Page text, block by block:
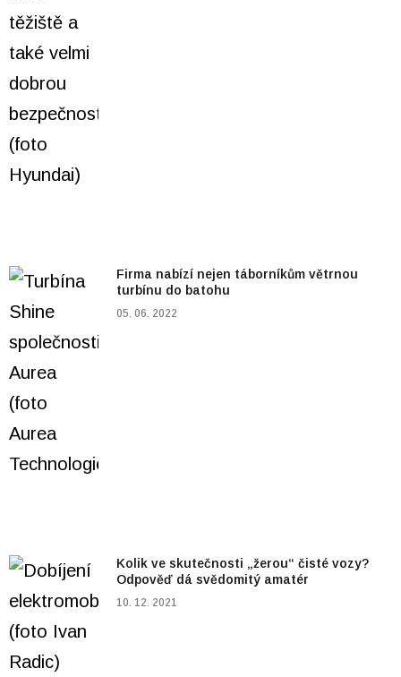
Firma nabízí nejen táborníkům větrnou
turbínu do batohu
05. 06. 2022
Kolik ve skutečnosti „žerou“ čisté vozy?
Odpověď dá svědomitý amatér
10. 12. 2021